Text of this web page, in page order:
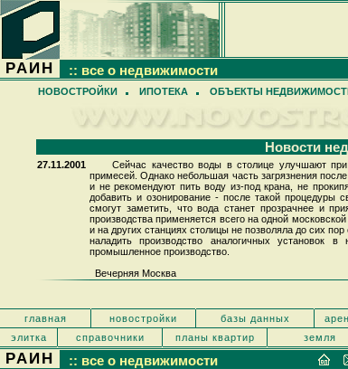
РАИН :: все о недвижимости
НОВОСТРОЙКИ
ИПОТЕКА ОБЪЕКТЫ
Новости
27.11.2001
Сейчас качество воды в столице улучшают
примесей. Однако небольшая часть загрязнения
и не рекомендуют пить воду из-под крана, не
добавить и озонирование - после такой процедуры
смогут заметить, что вода станет прозрачнее и
производства применяется всего на одной
и на других станциях столицы не позволяла до сих
наладить производство аналогичных
промышленное производство.
Вечерняя Москва
главная
новостройки базы данных
элитка
справочники планы квартир земля
РАИН :: все о недвижимости